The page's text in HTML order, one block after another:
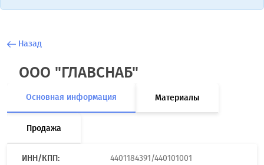
Назад
ООО "ГЛАВСНАБ"
Основная информация Материалы
Продажа
ИНН/КПП: 4401184391/440101001